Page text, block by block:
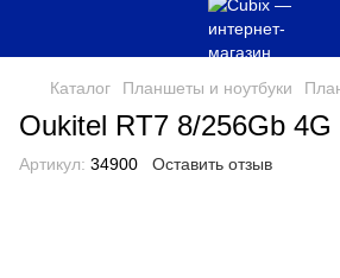
Каталог Планшеты и ноутбуки
Oukitel RT7 8/256Gb 4G
Артикул: 34900 Оставить отзыв